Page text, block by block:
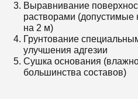
Выравнивание
растворами (допустимые
на 2 м)
Грунтование
улучшения адгезии
Сушка основания
большинства составов)